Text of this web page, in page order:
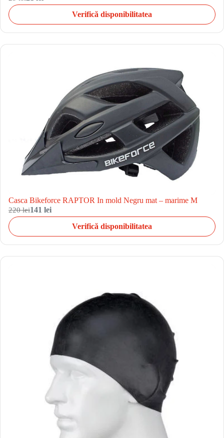
Verifică disponibilitatea
Casca Bikeforce RAPTOR In mold Negru mat – marime M
220 lei141 lei
Verifică disponibilitatea